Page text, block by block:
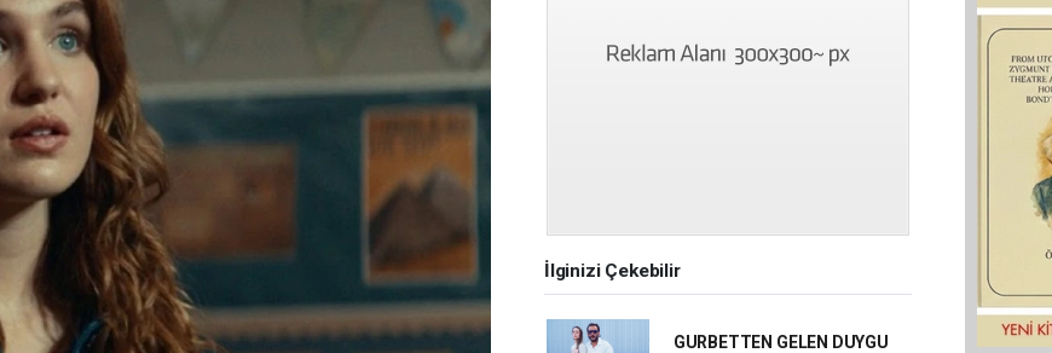
İlginizi Çekebilir
GURBETTEN GELEN DUYGU